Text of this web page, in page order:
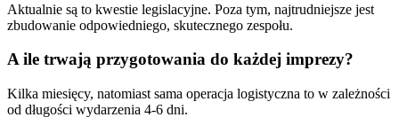
Aktualnie są to kwestie legislacyjne. Poza tym, najtrudniejsze jest
zbudowanie odpowiedniego, skutecznego zespołu.
A ile trwają przygotowania do każdej imprezy?
Kilka miesięcy, natomiast sama operacja logistyczna to w zależności
od długości wydarzenia 4-6 dni.